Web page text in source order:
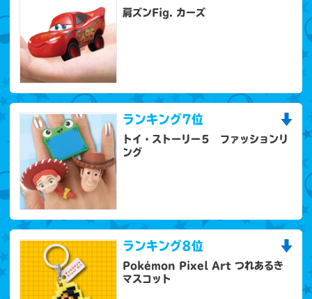
肩ズンFig. カーズ
ランキング7位
トイ・ストーリー５ ファッションリ
ング
ランキング8位
Pokémon Pixel Art つれあるき
マスコット